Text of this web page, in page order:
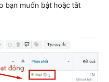
bạn muốn bật hoặc tắt